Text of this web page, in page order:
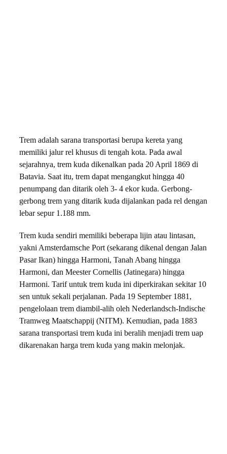
Trem adalah sarana transportasi berupa kereta yang
memiliki jalur rel khusus di tengah kota. Pada awal
sejarahnya, trem kuda dikenalkan pada 20 April 1869 di
Batavia. Saat itu, trem dapat mengangkut hingga 40
penumpang dan ditarik oleh 3- 4 ekor kuda. Gerbong-
gerbong trem yang ditarik kuda dijalankan pada rel dengan
lebar sepur 1.188 mm.
Trem kuda sendiri memiliki beberapa lijin atau lintasan,
yakni Amsterdamsche Port (sekarang dikenal dengan Jalan
Pasar Ikan) hingga Harmoni, Tanah Abang hingga
Harmoni, dan Meester Cornellis (Jatinegara) hingga
Harmoni. Tarif untuk trem kuda ini diperkirakan sekitar 10
sen untuk sekali perjalanan. Pada 19 September 1881,
pengelolaan trem diambil-alih oleh Nederlandsch-Indische
Tramweg Maatschappij (NITM). Kemudian, pada 1883
sarana transportasi trem kuda ini beralih menjadi trem uap
dikarenakan harga trem kuda yang makin melonjak.